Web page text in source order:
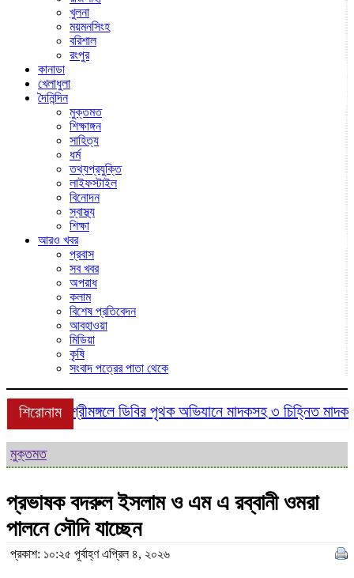
খুলনা
ময়মনসিংহ
বরিশাল
রংপুর
কানাডা
খেলাধুলা
দৈনিন্দিন
মুক্তমত
শিক্ষাঙ্গন
সাহিত্য
ধর্ম
তথ্যপ্রযুক্তি
লাইফস্টাইল
বিনোদন
স্বাস্থ্য
শিক্ষা
আরও খবর
প্রবাস
সব খবর
অপরাধ
কলাম
বিশেষ প্রতিবেদন
আবহাওয়া
মিডিয়া
কৃষি
সংবাদ পত্রের পাতা থেকে
শিরোনামশ্রীমঙ্গলে ডিবির পৃথক অভিযানে মাদকসহ ৩ চিহ্নিত মাদক
মুক্তমত
প্রভাষক বদরুল ইসলাম ও এম এ রব্বানী ওমরা
পালনে সৌদি যাচ্ছেন
প্রকাশ: ১০:২৫ পূর্বাহ্ণ এপ্রিল ৪, ২০২৬